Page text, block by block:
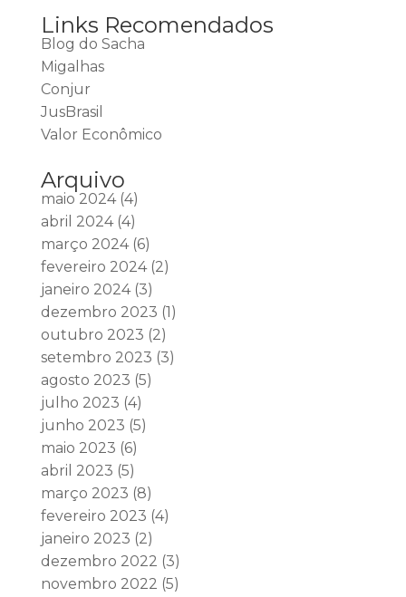
Links Recomendados
Blog do Sacha
Migalhas
Conjur
JusBrasil
Valor Econômico
Arquivo
maio 2024(4)
abril 2024(4)
março 2024(6)
fevereiro 2024(2)
janeiro 2024(3)
dezembro 2023 (1)
outubro 2023 (2)
setembro 2023 (3)
agosto 2023 (5)
julho 2023 (4)
junho 2023 (5)
maio 2023 (6)
abril 2023 (5)
março 2023 (8)
fevereiro 2023 (4)
janeiro 2023 (2)
dezembro 2022 (3)
novembro 2022 (5)